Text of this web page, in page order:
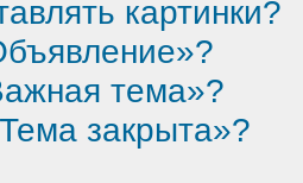
картинки?
тема»?
закрыта»?